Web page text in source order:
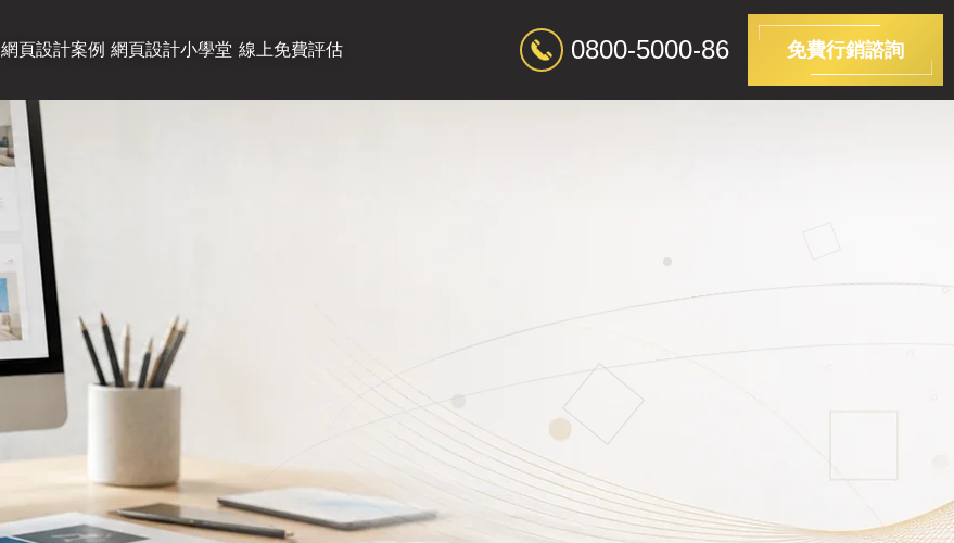
網頁設計案例 網頁設計小學堂 線上免費評估 0800-5000-86 免費行銷諮詢